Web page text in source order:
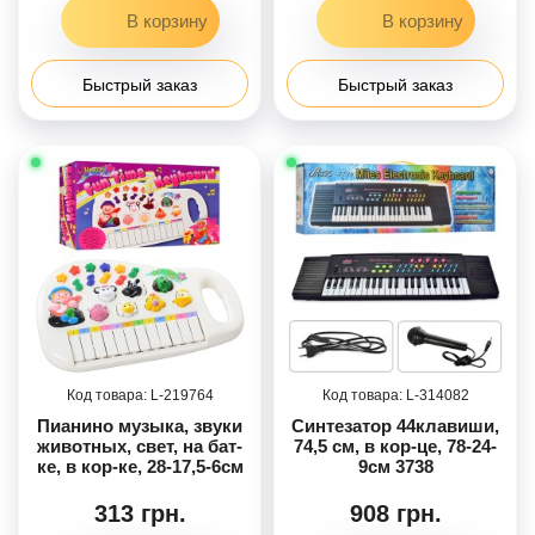
Быстрый заказ Быстрый заказ
219764
Пианино музыка, звуки
животных, свет, на бат-
ке, в кор-ке, 28-17,5-6см
313 грн.
314082
Синтезатор 44клавиши,
74,5 см, в кор-це, 78-24-
9см 3738
908 грн.